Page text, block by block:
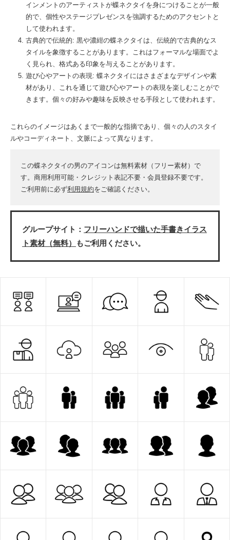
インメントのアーティストが蝶ネクタイを身につけることが一般
的で、個性やステージプレゼンスを強調するためのアクセントと
して使われます。
古典的で伝統的: 黒や濃紺の蝶ネクタイは、伝統的で古典的なス
タイルを象徴することがあります。これはフォーマルな場面でよ
く見られ、格式ある印象を与えることがあります。
遊び心やアートの表現: 蝶ネクタイにはさまざまなデザインや素
材があり、これを通じて遊び心やアートの表現を楽しむことがで
きます。個々の好みや趣味を反映させる手段として使われます。
これらのイメージはあくまで一般的な指摘であり、個々の人のスタイ
ルやコーディネート、文脈によって異なります。
この蝶ネクタイの男のアイコンは無料素材（フリー素材）で
す。商用利用可能・クレジット表記不要・会員登録不要です。
ご利用前に必ず利用規約をご確認ください。
グループサイト： フリーハンドで描いた手書きイラス
ト素材（無料）
もご利用ください。